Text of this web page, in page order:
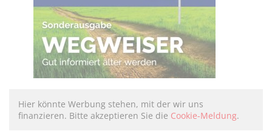
Hier könnte Werbung stehen, mit der wir uns
finanzieren. Bitte akzeptieren Sie die Cookie-Meldung.